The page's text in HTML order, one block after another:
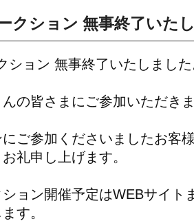
クション 無事終了いた
ション 無事終了いたしまし
の皆さまにご参加いただき
ご参加くださいましたお客
礼申し上げます。
ョン開催予定はWEBサイト
す。